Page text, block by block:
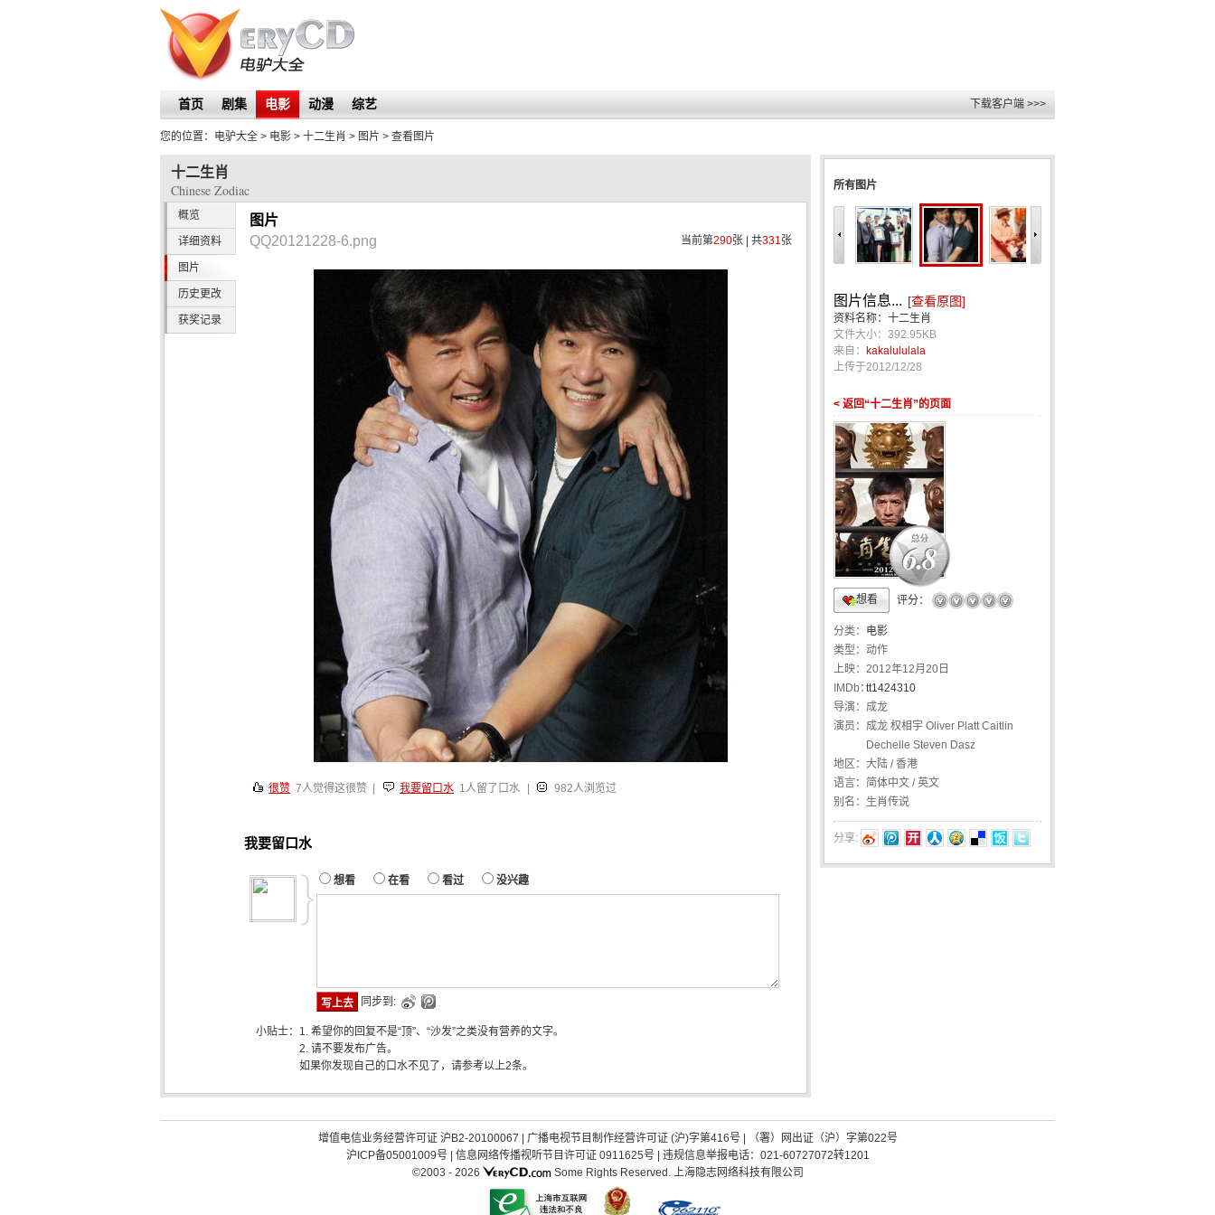
首页 剧集 电影 动漫 综艺 下载客户端 >>>
您的位置： 电驴大全 > 电影 > 十二生肖 > 图片 > 查看图片
十二生肖
Chinese Zodiac
概览
详细资料
图片
历史更改
获奖记录
图片
当前第290张 | 共331张
QQ20121228-6.png
很赞 7人觉得这很赞 | 我要留口水 1人留了口水 982人浏览过
我要留口水
想看 在看 看过 没兴趣
同步到:
小贴士： 1. 希望你的回复不是“顶”、“沙发”之类没有营养的文字。
2. 请不要发布广告。
如果你发现自己的口水不见了，请参考以上2条。
所有图片
图片信息... [查看原图]
资料名称：十二生肖
文件大小：392.95KB
来自： kakalululala
上传于2012/12/28
< 返回“十二生肖”的页面
6.8
想看 评分：
☆ ☆ ☆ ☆ ☆
分类： 电影
类型： 动作
上映： 2012年12月20日
IMDb：tt1424310
导演： 成龙
演员： 成龙 权相宇 Oliver Platt Caitlin
Dechelle Steven Dasz
地区： 大陆 / 香港
语言： 简体中文 / 英文
别名： 生肖传说
分享:
增值电信业务经营许可证 沪B2-20100067 | 广播电视节目制作经营许可证 (沪)字第416号| （署）网出证（沪）字第022号
沪ICP备05001009号| 信息网络传播视听节目许可证 0911625号| 违规信息举报电话：021-60727072转1201
©2003 - 2026 Some Rights Reserved. 上海隐志网络科技有限公司